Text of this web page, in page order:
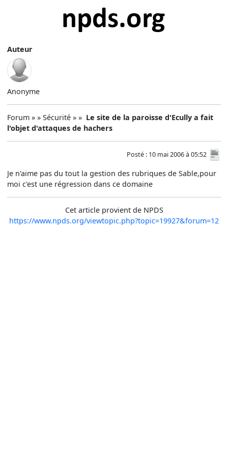
Auteur
Anonyme
Forum » » Sécurité » » Le site de la paroisse d'Ecully a fait
l'objet d'attaques de hachers
Posté : 10 mai 2006 à 05:52
Je n'aime pas du tout la gestion des rubriques de Sable,pour
moi c'est une régression dans ce domaine
Cet article provient de NPDS
https://www.npds.org/viewtopic.php?topic=19927&forum=12